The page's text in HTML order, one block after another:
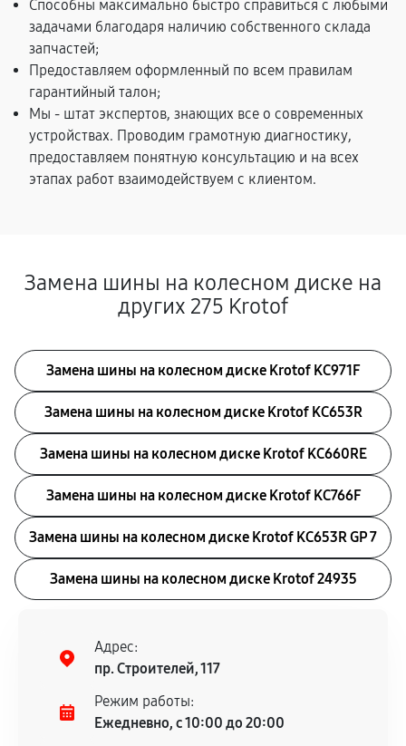
Способны максимально быстро справиться с любыми
задачами благодаря наличию собственного склада
запчастей;
Предоставляем оформленный по всем правилам
гарантийный талон;
Мы - штат экспертов, знающих все о современных
устройствах. Проводим грамотную диагностику,
предоставляем понятную консультацию и на всех
этапах работ взаимодействуем с клиентом.
Замена шины на колесном диске на
других 275 Krotof
Замена шины на колесном диске Krotof KC971F
Замена шины на колесном диске Krotof KC653R
Замена шины на колесном диске Krotof KC660RE
Замена шины на колесном диске Krotof KC766F
Замена шины на колесном диске Krotof KC653R GP 7
Замена шины на колесном диске Krotof 24935
Адрес:
пр. Строителей, 117
Режим работы:
Ежедневно, с 10:00 до 20:00